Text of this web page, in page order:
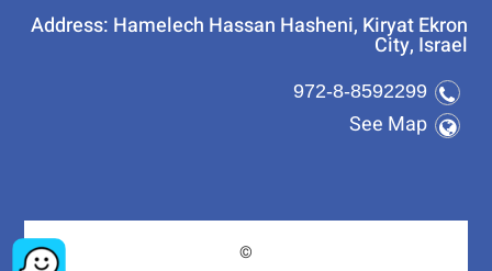
Address: Hamelech Hassan Hasheni, Kiryat Ekron
City, Israel
972-8-8592299
See Map
©